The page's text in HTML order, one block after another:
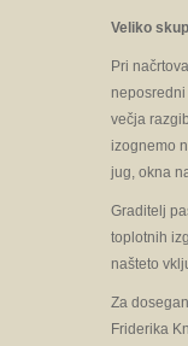
Veliko
Pri
večja
izognemo
jug, okna
Graditelj
toplotnih
našteto
Za
Friderika